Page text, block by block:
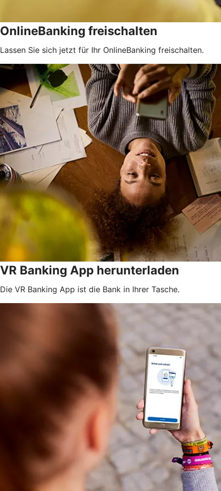
OnlineBanking freischalten
Lassen Sie sich jetzt für Ihr OnlineBanking freischalten.
VR Banking App herunterladen
Die VR Banking App ist die Bank in Ihrer Tasche.